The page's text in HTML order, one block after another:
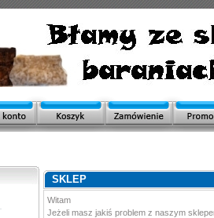
SKLEP
Witam
Jeżeli masz jakiś problem z naszym